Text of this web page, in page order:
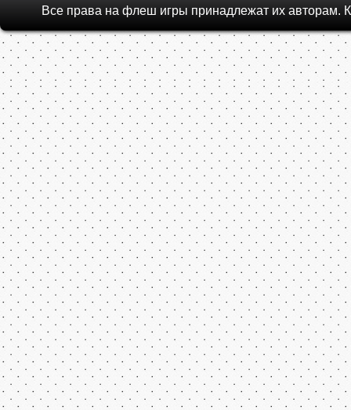
Все права на флеш игры принадлежат их